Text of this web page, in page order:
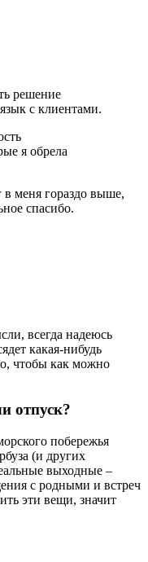
решение
с клиентами.
я обрела
в меня гораздо выше,
спасибо.
всегда надеюсь
какая-нибудь
чтобы как можно
отпуск?
побережья
(и других
выходные –
с родными и встреч
эти вещи, значит